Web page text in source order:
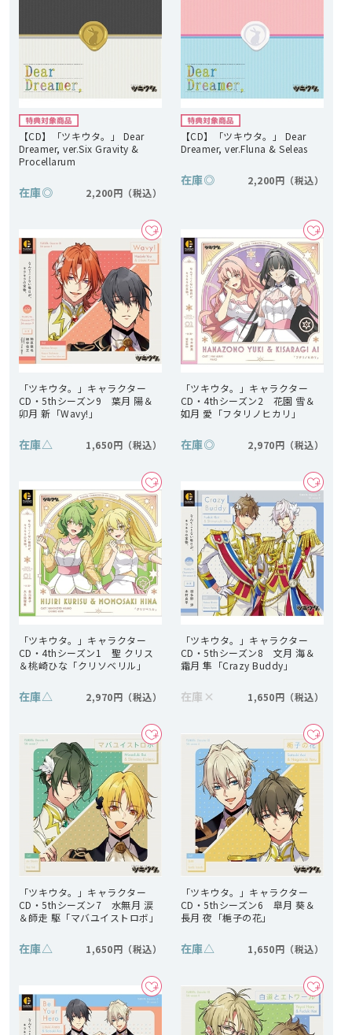
【CD】「ツキウタ。」 Dear
Dreamer, ver.Six Gravity &
Procellarum
在庫◎ 2,200円
【CD】「ツキウタ。」 Dear
Dreamer, ver.Fluna & Seleas
在庫◎ 2,200円
「ツキウタ。」キャラクター
CD・5thシーズン9 葉月 陽＆
卯月 新「Wavy!」
在庫△ 1,650円
「ツキウタ。」キャラクター
CD・4thシーズン2 花園 雪＆
如月 愛「フタリノヒカリ」
在庫◎ 2,970円
「ツキウタ。」キャラクター
CD・4thシーズン1 聖 クリス
＆桃崎ひな「クリソベリル」
在庫△ 2,970円
「ツキウタ。」キャラクター
CD・5thシーズン8 文月 海＆
霜月 隼「Crazy Buddy」
在庫 × 1,650円
「ツキウタ。」キャラクター
CD・5thシーズン7 水無月 涙
＆師走 駆「マバユイストロボ」
在庫△ 1,650円
「ツキウタ。」キャラクター
CD・5thシーズン6 皐月 葵＆
長月 夜「梔子の花」
在庫△ 1,650円